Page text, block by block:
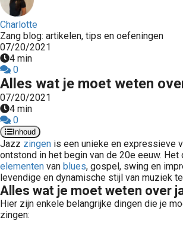
Charlotte
Zang blog: artikelen, tips en oefeningen
07/20/2021
4 min
0
Alles wat je moet weten
07/20/2021
4 min
0
Inhoud
Jazz zingen is een unieke en expressieve
ontstond in het begin van de 20e eeuw. Het
elementen van blues, gospel, swing en
levendige en dynamische stijl van muziek
Alles wat je moet weten over
Hier zijn enkele belangrijke dingen die je
zingen: